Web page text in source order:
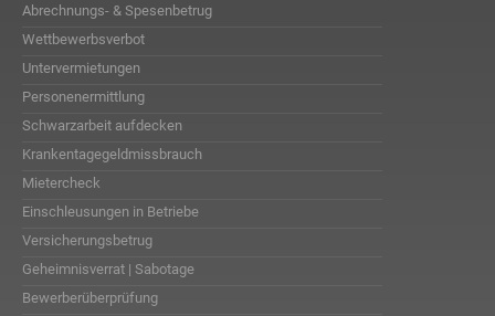
Abrechnungs- & Spesenbetrug
Wettbewerbsverbot
Untervermietungen
Personenermittlung
Schwarzarbeit aufdecken
Krankentagegeldmissbrauch
Mietercheck
Einschleusungen in Betriebe
Versicherungsbetrug
Geheimnisverrat | Sabotage
Bewerberüberprüfung